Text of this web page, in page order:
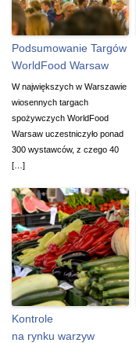
Podsumowanie Targów
WorldFood Warsaw
W największych w Warszawie
wiosennych targach
spożywczych WorldFood
Warsaw uczestniczyło ponad
300 wystawców, z czego 40
[…]
Kontrole
na rynku warzyw